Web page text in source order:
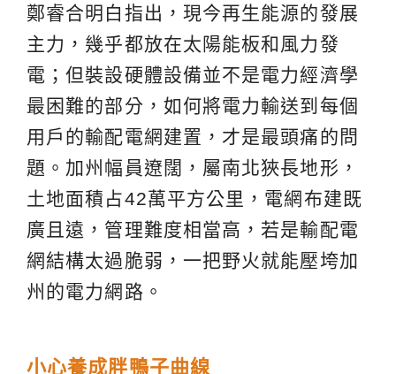
鄭睿合明白指出，現今再生能源的發展
主力，幾乎都放在太陽能板和風力發
電；但裝設硬體設備並不是電力經濟學
最困難的部分，如何將電力輸送到每個
用戶的輸配電網建置，才是最頭痛的問
題。加州幅員遼闊，屬南北狹長地形，
土地面積占42萬平方公里，電網布建既
廣且遠，管理難度相當高，若是輸配電
網結構太過脆弱，一把野火就能壓垮加
州的電力網路。
小心養成胖鴨子曲線